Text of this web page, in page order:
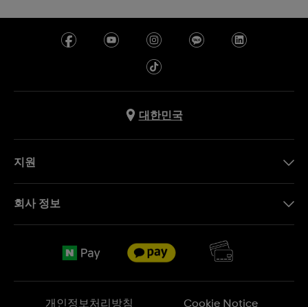
대한민국
지원
반품 정책
회사 정보
Sitemap
개인정보처리방침 Cookie Notice